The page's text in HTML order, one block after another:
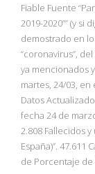
Fiable Fuente
2019-2020”” (y si
demostrado en
“coronavirus”,
ya mencionados
martes, 24/03, en
Datos
fecha 24 de
2.808 Fallecidos
España)”. 47.611
de Porcentaje de